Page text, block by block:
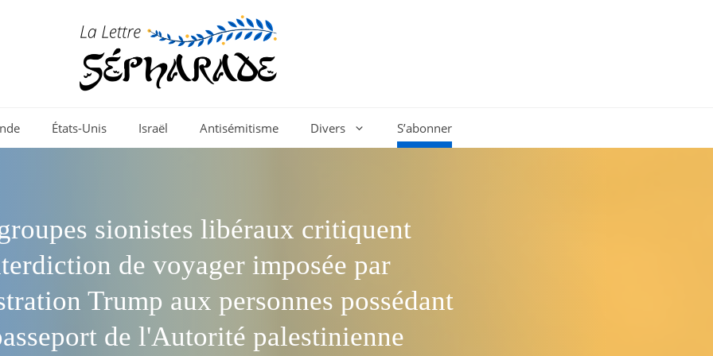
États-Unis Israël Antisémitisme Divers S’abonner
sionistes libéraux critiquent
de voyager imposée par
Trump aux personnes possédant
de l'Autorité palestinienne